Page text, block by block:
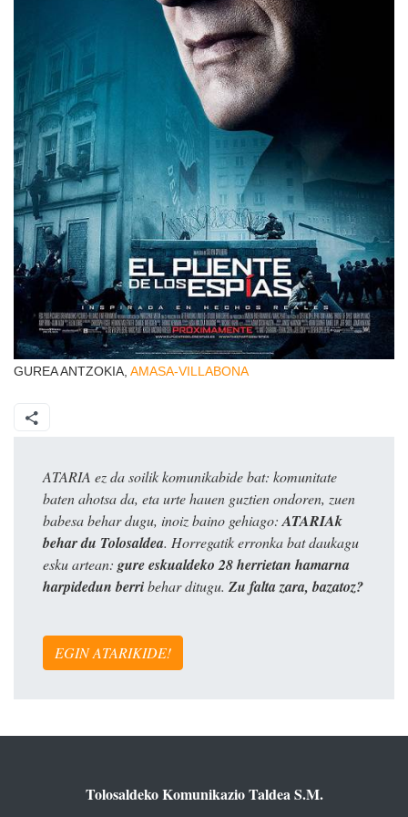
GUREA ANTZOKIA, AMASA-VILLABONA
ATARIA ez da soilik komunikabide bat: komunitate
baten ahotsa da, eta urte hauen guztien ondoren, zuen
babesa behar dugu, inoiz baino gehiago: ATARIAk
behar du Tolosaldea. Horregatik erronka bat daukagu
esku artean: gure eskualdeko 28 herrietan hamarna
harpidedun berribehar ditugu. Zu falta zara, bazatoz?
EGIN ATARIKIDE!
Tolosaldeko Komunikazio Taldea S.M.